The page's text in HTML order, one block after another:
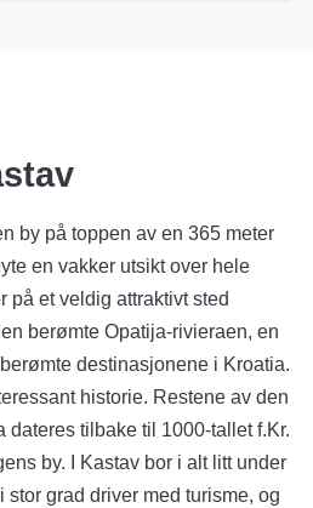
by på toppen av en 365 meter
en vakker utsikt over hele
på et veldig attraktivt sted
berømte Opatija-rivieraen, en
destinasjonene i Kroatia.
historie. Restene av den
dateres tilbake til 1000-tallet f.Kr.
by. I Kastav bor i alt litt under
stor grad driver med turisme, og